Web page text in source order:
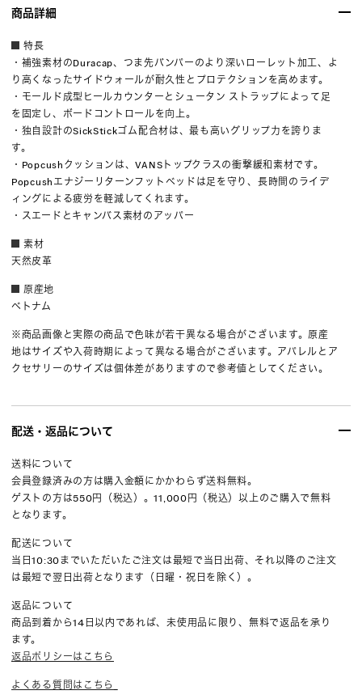
商品詳細
特長
・補強素材のDuracap、つま先バンパーのより深いローレット加工、よ
り高くなったサイドウォールが耐久性とプロテクションを高めます。
・モールド成型ヒールカウンターとシュータン ストラップによって足
を固定し、ボードコントロールを向上。
・独自設計のSickStickゴム配合材は、最も高いグリップ力を誇りま
す。
・Popcushクッションは、VANSトップクラスの衝撃緩和素材です。
Popcushエナジーリターンフットベッドは足を守り、長時間のライデ
ィングによる疲労を軽減してくれます。
・スエードとキャンバス素材のアッパー
素材
天然皮革
原産地
ベトナム
※商品画像と実際の商品で色味が若干異なる場合がございます。原産
地はサイズや入荷時期によって異なる場合がございます。アパレルとア
クセサリーのサイズは個体差がありますので参考値としてください。
配送・返品について
送料について
会員登録済みの方は購入金額にかかわらず送料無料。
ゲストの方は550円（税込）。11,000円（税込）以上のご購入で無料
となります。
配送について
当日10:30までいただいたご注文は最短で当日出荷、それ以降のご注文
は最短で翌日出荷となります（日曜・祝日を除く）。
返品について
商品到着から14日以内であれば、未使用品に限り、無料で返品を承り
ます。
返品ポリシーはこちら
よくある質問はこちら